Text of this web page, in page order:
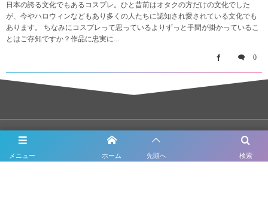
日本の誇る文化でもあるコスプレ。ひと昔前はオタクの方だけの文化でした
が、今やハロウィンなどもあり多くの人たちに認知され愛されている文化でも
あります。 ちなみにコスプレって思っているよりずっと手間が掛かっているこ
とはご存知ですか？作品に忠実に...
0
「結婚式ってなんだっけ？」について
メニュー 検索
ホーム 先頭へ